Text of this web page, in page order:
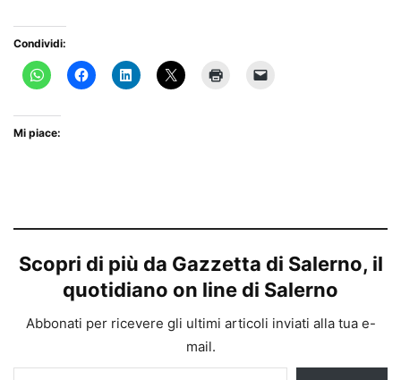
Condividi:
Mi piace:
Scopri di più da Gazzetta di Salerno, il
quotidiano on line di Salerno
Abbonati per ricevere gli ultimi articoli inviati alla tua e-
mail.
Digita la tua e-mail...